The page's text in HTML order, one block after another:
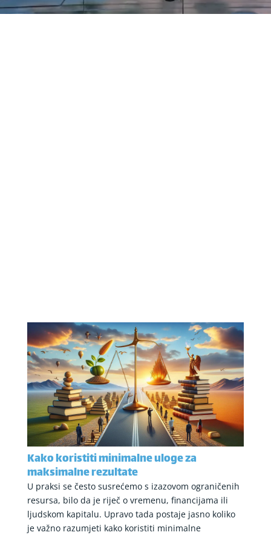
Kako koristiti minimalne uloge za
maksimalne rezultate
U praksi se često susrećemo s izazovom ograničenih
resursa, bilo da je riječ o vremenu, financijama ili
ljudskom kapitalu. Upravo tada postaje jasno koliko
je važno razumjeti kako koristiti minimalne